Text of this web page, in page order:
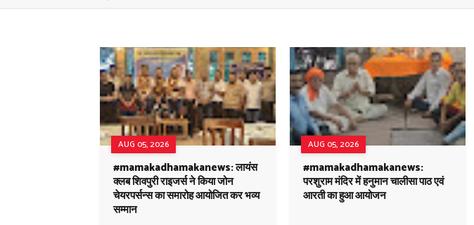
AUG 05, 2026
#mamakadhamakanews: लायंस
क्लब शिवपुरी राइजर्स ने किया जोन
चेयरपर्सन्स का समारोह आयोजित कर भव्य
सम्मान
AUG 05, 2026
#mamakadhamakanews:
परशुराम मंदिर में हनुमान चालीसा पाठ एवं
आरती का हुआ आयोजन